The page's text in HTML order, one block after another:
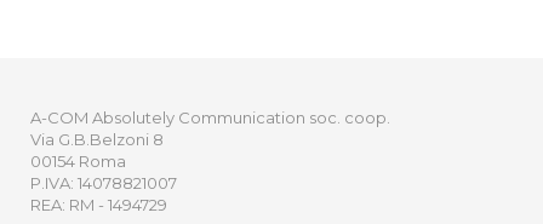
A-COM Absolutely Communication soc. coop.
Via G.B.Belzoni 8
00154 Roma
P.IVA: 14078821007
REA: RM - 1494729